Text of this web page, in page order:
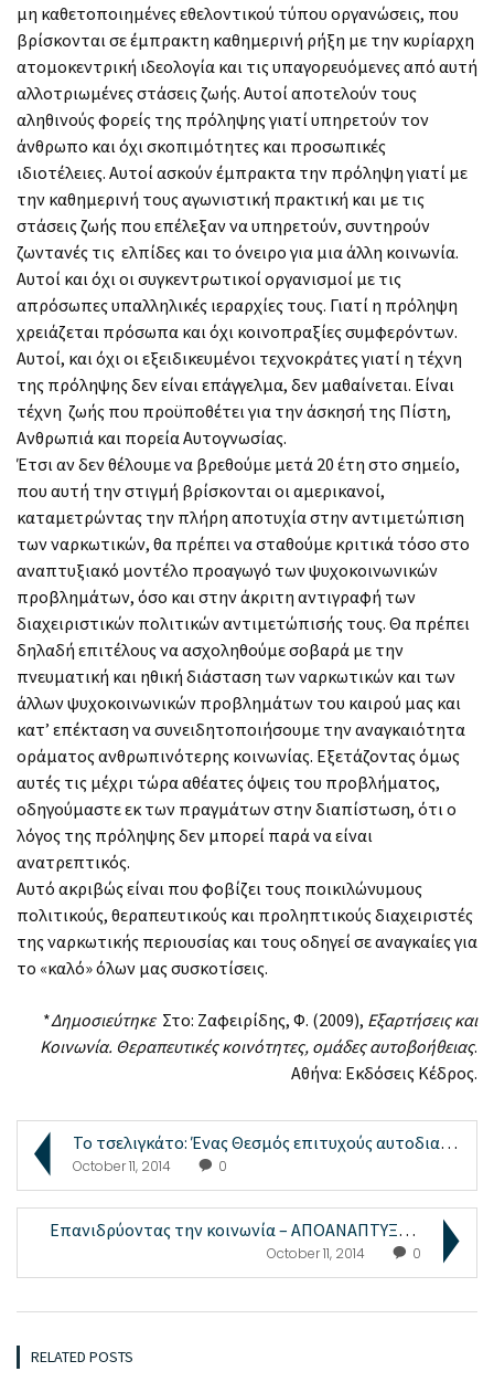
μη καθετοποιημένες εθελοντικού τύπου οργανώσεις, που
βρίσκονται σε έμπρακτη καθημερινή ρήξη με την κυρίαρχη
ατομοκεντρική ιδεολογία και τις υπαγορευόμενες από αυτή
αλλοτριωμένες στάσεις ζωής. Αυτοί αποτελούν τους
αληθινούς φορείς της πρόληψης γιατί υπηρετούν τον
άνθρωπο και όχι σκοπιμότητες και προσωπικές
ιδιοτέλειες. Αυτοί ασκούν έμπρακτα την πρόληψη γιατί με
την καθημερινή τους αγωνιστική πρακτική και με τις
στάσεις ζωής που επέλεξαν να υπηρετούν, συντηρούν
ζωντανές τις ελπίδες και το όνειρο για μια άλλη κοινωνία.
Αυτοί και όχι οι συγκεντρωτικοί οργανισμοί με τις
απρόσωπες υπαλληλικές ιεραρχίες τους. Γιατί η πρόληψη
χρειάζεται πρόσωπα και όχι κοινοπραξίες συμφερόντων.
Αυτοί, και όχι οι εξειδικευμένοι τεχνοκράτες γιατί η τέχνη
της πρόληψης δεν είναι επάγγελμα, δεν μαθαίνεται. Είναι
τέχνη ζωής που προϋποθέτει για την άσκησή της Πίστη,
Ανθρωπιά και πορεία Αυτογνωσίας.
Έτσι αν δεν θέλουμε να βρεθούμε μετά 20 έτη στο σημείο,
που αυτή την στιγμή βρίσκονται οι αμερικανοί,
καταμετρώντας την πλήρη αποτυχία στην αντιμετώπιση
των ναρκωτικών, θα πρέπει να σταθούμε κριτικά τόσο στο
αναπτυξιακό μοντέλο προαγωγό των ψυχοκοινωνικών
προβλημάτων, όσο και στην άκριτη αντιγραφή των
διαχειριστικών πολιτικών αντιμετώπισής τους. Θα πρέπει
δηλαδή επιτέλους να ασχοληθούμε σοβαρά με την
πνευματική και ηθική διάσταση των ναρκωτικών και των
άλλων ψυχοκοινωνικών προβλημάτων του καιρού μας και
κατ’ επέκταση να συνειδητοποιήσουμε την αναγκαιότητα
οράματος ανθρωπινότερης κοινωνίας. Εξετάζοντας όμως
αυτές τις μέχρι τώρα αθέατες όψεις του προβλήματος,
οδηγούμαστε εκ των πραγμάτων στην διαπίστωση, ότι ο
λόγος της πρόληψης δεν μπορεί παρά να είναι
ανατρεπτικός.
Αυτό ακριβώς είναι που φοβίζει τους ποικιλώνυμους
πολιτικούς, θεραπευτικούς και προληπτικούς διαχειριστές
της ναρκωτικής περιουσίας και τους οδηγεί σε αναγκαίες για
το «καλό» όλων μας συσκοτίσεις.
*Δημοσιεύτηκε Στο: Ζαφειρίδης, Φ. (2009), Εξαρτήσεις και
Κοινωνία. Θεραπευτικές κοινότητες, ομάδες αυτοβοήθειας.
Αθήνα: Εκδόσεις Κέδρος.
Το τσελιγκάτο: Ένας Θεσμός επιτυχούς αυτοδιαχείρισ...
October 11, 2014 0
Επανιδρύοντας την κοινωνία – ΑΠΟΑΝΑΠΤΥΞΗ ...
October 11, 2014 0
RELATED POSTS